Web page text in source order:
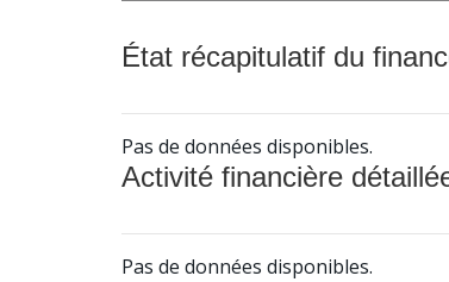
État récapitulatif du
Pas de données disponibles.
Activité financière
Pas de données disponibles.